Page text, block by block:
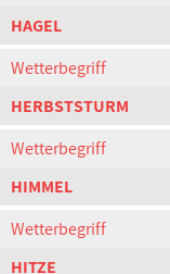
HAGEL
Wetterbegriff
HERBSTSTURM
Wetterbegriff
HIMMEL
Wetterbegriff
HITZE